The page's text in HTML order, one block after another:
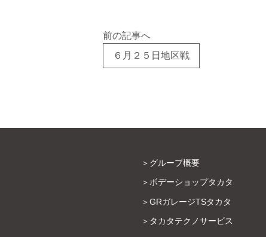
前の記事へ
６月２５日地区戦
グループ概要
ボデーショップタカタ
GRガレージTSタカタ
タカタテクノサービス